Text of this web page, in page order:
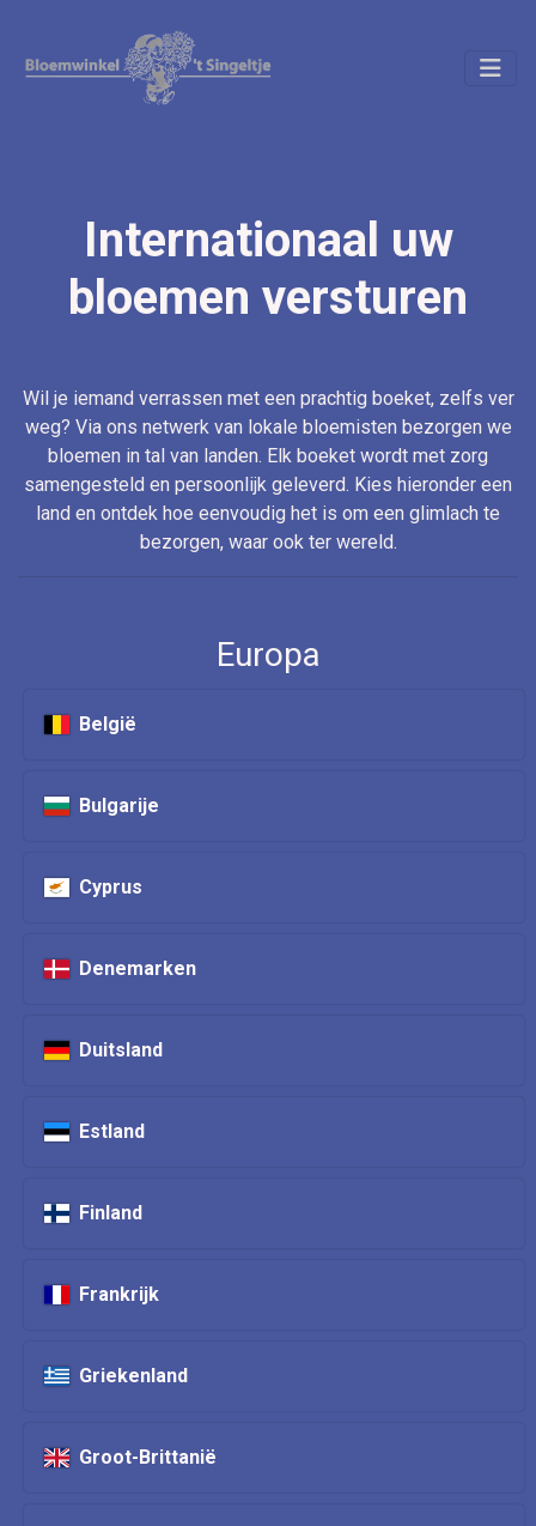
Internationaal uw
bloemen versturen
Wil je iemand verrassen met een prachtig boeket, zelfs ver
weg? Via ons netwerk van lokale bloemisten bezorgen we
bloemen in tal van landen. Elk boeket wordt met zorg
samengesteld en persoonlijk geleverd. Kies hieronder een
land en ontdek hoe eenvoudig het is om een glimlach te
bezorgen, waar ook ter wereld.
Europa
België
Bulgarije
Cyprus
Denemarken
Duitsland
Estland
Finland
Frankrijk
Griekenland
Groot-Brittanië